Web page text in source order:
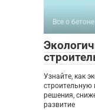
Все о бетоне
Узнайте, как
решения,
развитие